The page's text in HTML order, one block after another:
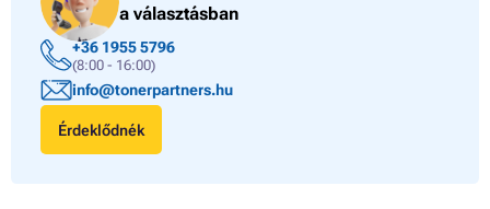
a választásban
+36 1955 5796
(8:00 - 16:00)
info@tonerpartners.hu
Érdeklődnék